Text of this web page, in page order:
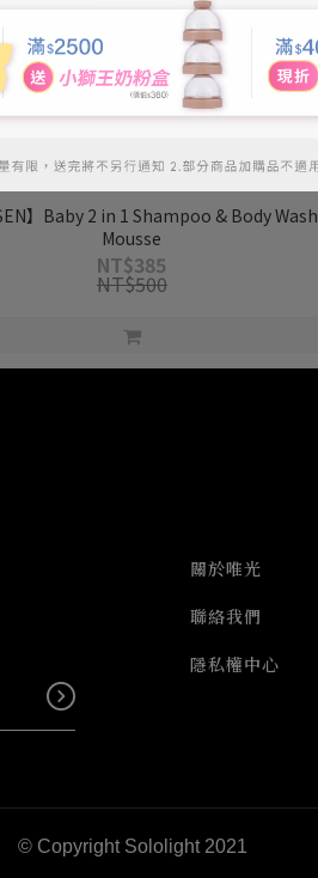
】Baby 2 in 1 Shampoo & Body Wash
Mousse
NT$385
NT$500
關於唯光
聯絡我們
隱私權中心
© Copyright Sololight 2021